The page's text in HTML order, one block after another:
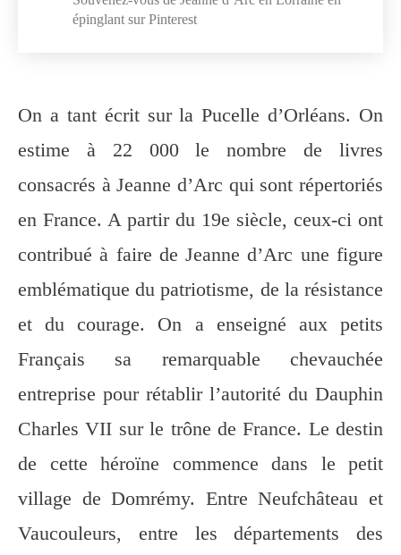
épinglant sur Pinterest
On a tant écrit sur la Pucelle d’Orléans. On
estime à 22 000 le nombre de livres
consacrés à Jeanne d’Arc qui sont répertoriés
en France. A partir du 19e siècle, ceux-ci ont
contribué à faire de Jeanne d’Arc une figure
emblématique du patriotisme, de la résistance
et du courage. On a enseigné aux petits
Français sa remarquable chevauchée
entreprise pour rétablir l’autorité du Dauphin
Charles VII sur le trône de France. Le destin
de cette héroïne commence dans le petit
village de Domrémy. Entre Neufchâteau et
Vaucouleurs, entre les départements des